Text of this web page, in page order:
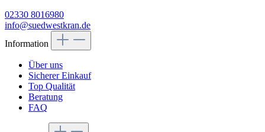
02330 8016980
info@suedwestkran.de
Information
Über uns
Sicherer Einkauf
Top Qualität
Beratung
FAQ